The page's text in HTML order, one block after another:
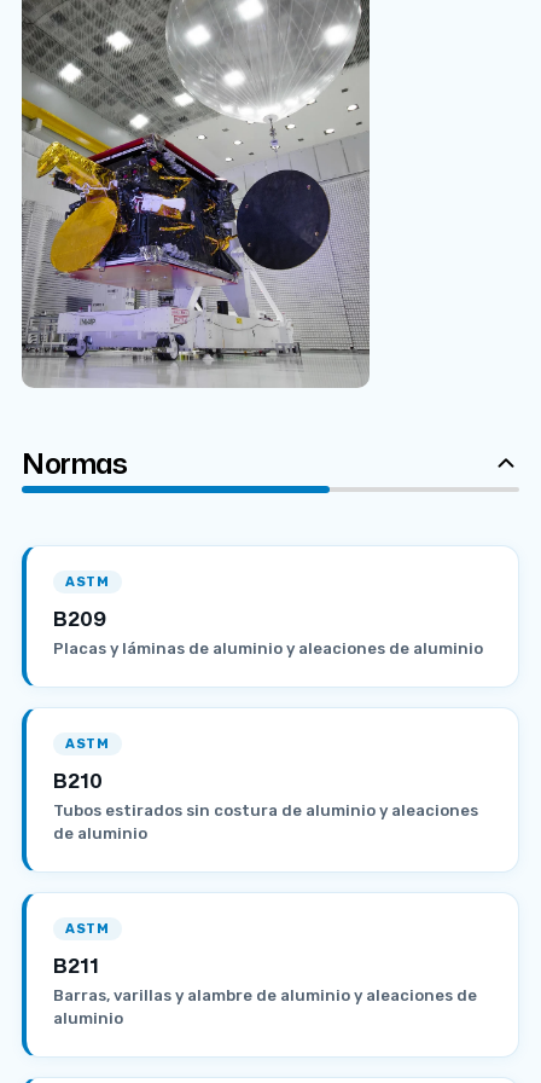
Normas
ASTM
B209
Placas y láminas de aluminio y aleaciones de aluminio
ASTM
B210
Tubos estirados sin costura de aluminio y aleaciones
de aluminio
ASTM
B211
Barras, varillas y alambre de aluminio y aleaciones de
aluminio